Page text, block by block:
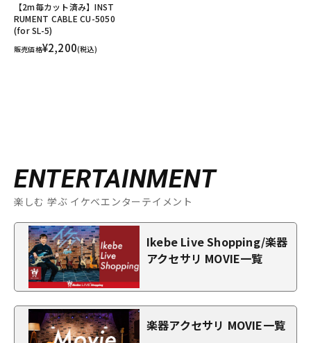
【2m毎カット済み】INST
RUMENT CABLE CU-5050
(for SL-5)
販売価格¥2,200(税込)
ENTERTAINMENT
楽しむ 学ぶ イケベエンターテイメント
Ikebe Live Shopping/楽器
アクセサリ MOVIE一覧
楽器アクセサリ MOVIE一覧